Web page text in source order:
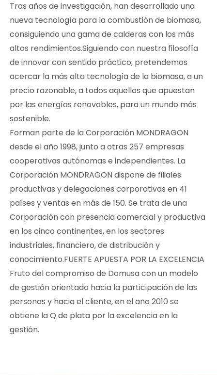
Tras años de investigación, han desarrollado una
nueva tecnología para la combustión de biomasa,
consiguiendo una gama de calderas con los más
altos rendimientos.Siguiendo con nuestra filosofía
de innovar con sentido práctico, pretendemos
acercar la más alta tecnología de la biomasa, a un
precio razonable, a todos aquellos que apuestan
por las energías renovables, para un mundo más
sostenible.
Forman parte de la Corporación MONDRAGON
desde el año 1998, junto a otras 257 empresas
cooperativas autónomas e independientes. La
Corporación MONDRAGON dispone de filiales
productivas y delegaciones corporativas en 41
países y ventas en más de 150. Se trata de una
Corporación con presencia comercial y productiva
en los cinco continentes, en los sectores
industriales, financiero, de distribución y
conocimiento.FUERTE APUESTA POR LA EXCELENCIA
Fruto del compromiso de Domusa con un modelo
de gestión orientado hacia la participación de las
personas y hacia el cliente, en el año 2010 se
obtiene la Q de plata por la excelencia en la
gestión.